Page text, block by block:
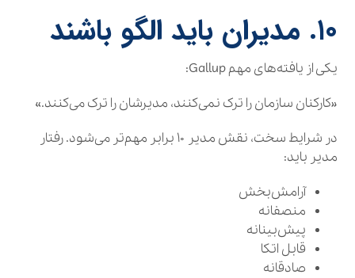
۱۰. مدیران باید الگو باشند
یکی از یافته‌های مهم Gallup:
«کارکنان سازمان را ترک نمی‌کنند، مدیرشان را ترک می‌کنند.»
در شرایط سخت، نقش مدیر ۱۰ برابر مهم‌تر می‌شود. رفتار
مدیر باید:
آرامش‌بخش
منصفانه
پیش‌بینانه
قابل اتکا
صادقانه